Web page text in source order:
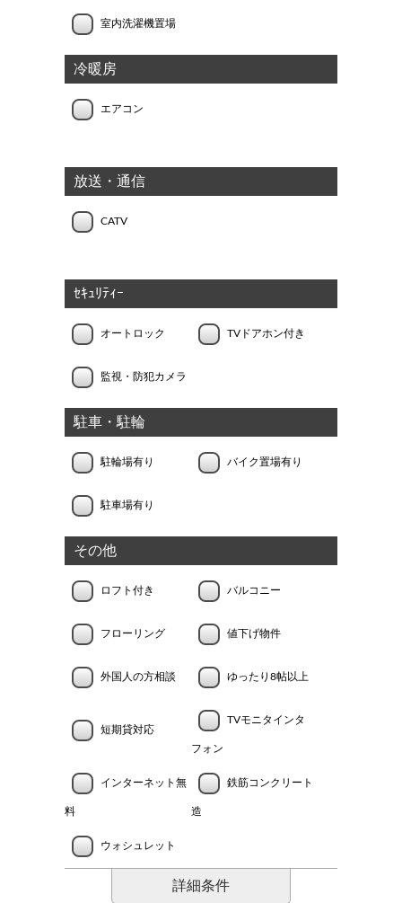
室内洗濯機置場
冷暖房
エアコン
放送・通信
CATV
ｾｷｭﾘﾃｨｰ
オートロック TVドアホン付き
監視・防犯カメラ
駐車・駐輪
駐輪場有り バイク置場有り
駐車場有り
その他
ロフト付き バルコニー
フローリング 値下げ物件
外国人の方相談 ゆったり8帖以上
短期貸対応
TVモニタインタ
フォン
インターネット無
料
鉄筋コンクリート
造
ウォシュレット